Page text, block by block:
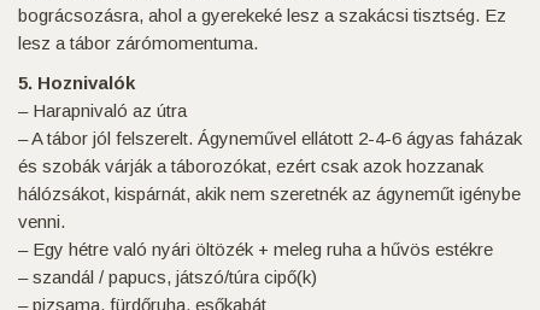
bográcsozásra, ahol a gyerekeké lesz a szakácsi tisztség. Ez
lesz a tábor zárómomentuma.
5. Hoznivalók
– Harapnivaló az útra
– A tábor jól felszerelt. Ágyneművel ellátott 2-4-6 ágyas faházak
és szobák várják a táborozókat, ezért csak azok hozzanak
hálózsákot, kispárnát, akik nem szeretnék az ágyneműt igénybe
venni.
– Egy hétre való nyári öltözék + meleg ruha a hűvös estékre
– szandál / papucs, játszó/túra cipő(k)
– pizsama, fürdőruha, esőkabát